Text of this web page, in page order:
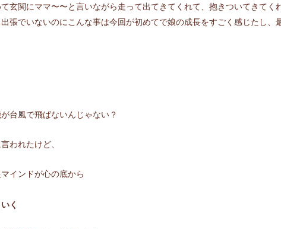
玄関にママ〜〜と言いながら走って出てきてくれて、 抱きついてきてく
張でいないのに こんな事は今回が初めてで娘の成長をすごく感じたし、
台風で飛ばないんじゃない？
われたけど、
インドが心の底から
く